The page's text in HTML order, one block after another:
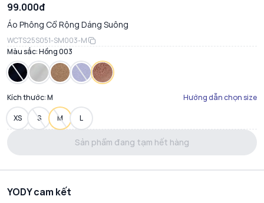
99.000đ
Áo Phông Cổ Rộng Dáng Suông
WCTS25S051-SM003-M
Màu sắc:Hồng 003
Kích thước:M Hướng dẫn chọn size
XS S M L
Sản phẩm đang tạm hết hàng
YODY cam kết